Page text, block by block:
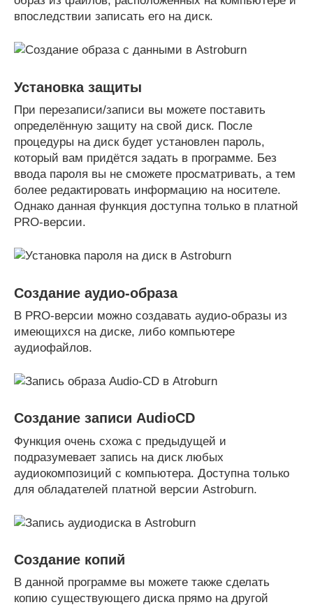
впоследствии записать его на диск.
Установка защиты
При перезаписи/записи вы можете поставить
определённую защиту на свой диск. После
процедуры на диск будет установлен пароль,
который вам придётся задать в программе. Без
ввода пароля вы не сможете просматривать, а тем
более редактировать информацию на носителе.
Однако данная функция доступна только в платной
PRO-версии.
Создание аудио-образа
В PRO-версии можно создавать аудио-образы из
имеющихся на диске, либо компьютере
аудиофайлов.
Создание записи AudioCD
Функция очень схожа с предыдущей и
подразумевает запись на диск любых
аудиокомпозиций с компьютера. Доступна только
для обладателей платной версии Astroburn.
Создание копий
В данной программе вы можете также сделать
копию существующего диска прямо на другой